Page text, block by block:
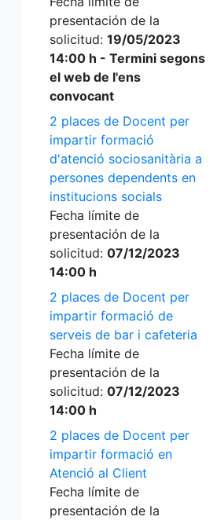
presentación de la
solicitud: 19/05/2023
14:00 h - Termini segons
el web de l'ens
convocant
2 places de Docent per
impartir formació
d'atenció sociosanitària a
persones dependents en
institucions socials
Fecha límite de
presentación de la
solicitud: 07/12/2023
14:00 h
2 places de Docent per
impartir formació de
serveis de bar i cafeteria
Fecha límite de
presentación de la
solicitud: 07/12/2023
14:00 h
2 places de Docent per
impartir formació en
Atenció al Client
Fecha límite de
presentación de la